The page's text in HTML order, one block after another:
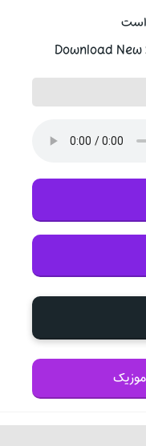
است
Download
موزیک